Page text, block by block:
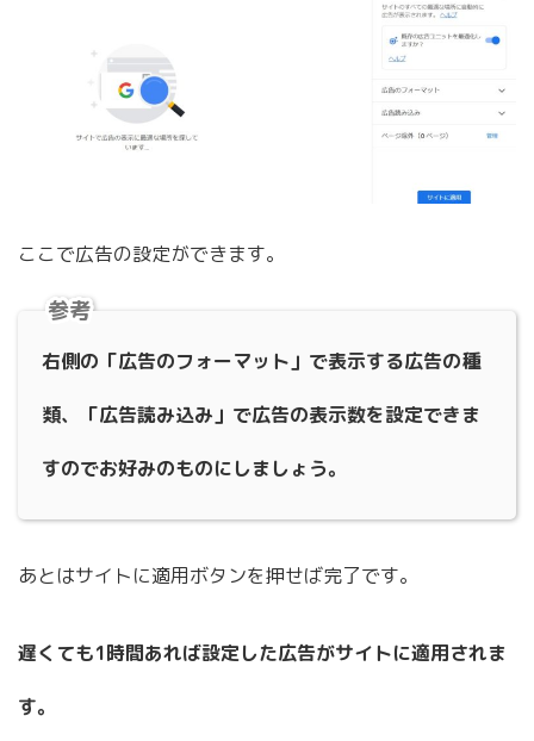
ここで広告の設定ができます。
参考
右側の「広告のフォーマット」で表示する広告の種
類、「広告読み込み」で広告の表示数を設定できま
すのでお好みのものにしましょう。
あとはサイトに適用ボタンを押せば完了です。
遅くても1時間あれば設定した広告がサイトに適用されま
す。